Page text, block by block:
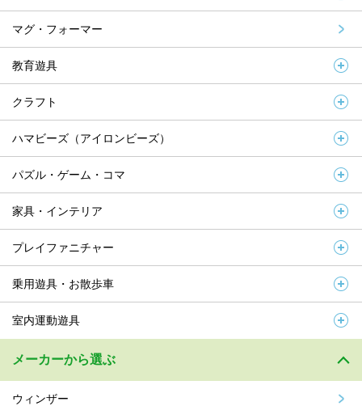
マグ・フォーマー
教育遊具
クラフト
ハマビーズ（アイロンビーズ）
パズル・ゲーム・コマ
家具・インテリア
プレイファニチャー
乗用遊具・お散歩車
室内運動遊具
メーカーから選ぶ
ウィンザー